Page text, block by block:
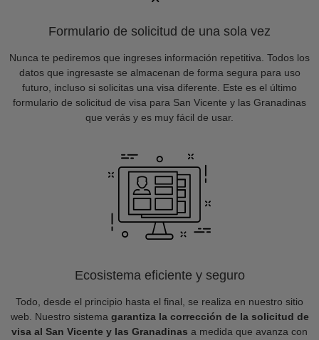
Formulario de solicitud de una sola vez
Nunca te pediremos que ingreses información repetitiva. Todos los
datos que ingresaste se almacenan de forma segura para uso
futuro, incluso si solicitas una visa diferente. Este es el último
formulario de solicitud de visa para San Vicente y las Granadinas
que verás y es muy fácil de usar.
Ecosistema eficiente y seguro
Todo, desde el principio hasta el final, se realiza en nuestro sitio
web. Nuestro sistema garantiza la corrección de la solicitud de
visa al San Vicente y las Granadinas a medida que avanza con